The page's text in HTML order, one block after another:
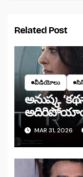
Related Post
వీడియోలు
అనుష్క
అదిరిపోయాయి
MAR 31, 2026